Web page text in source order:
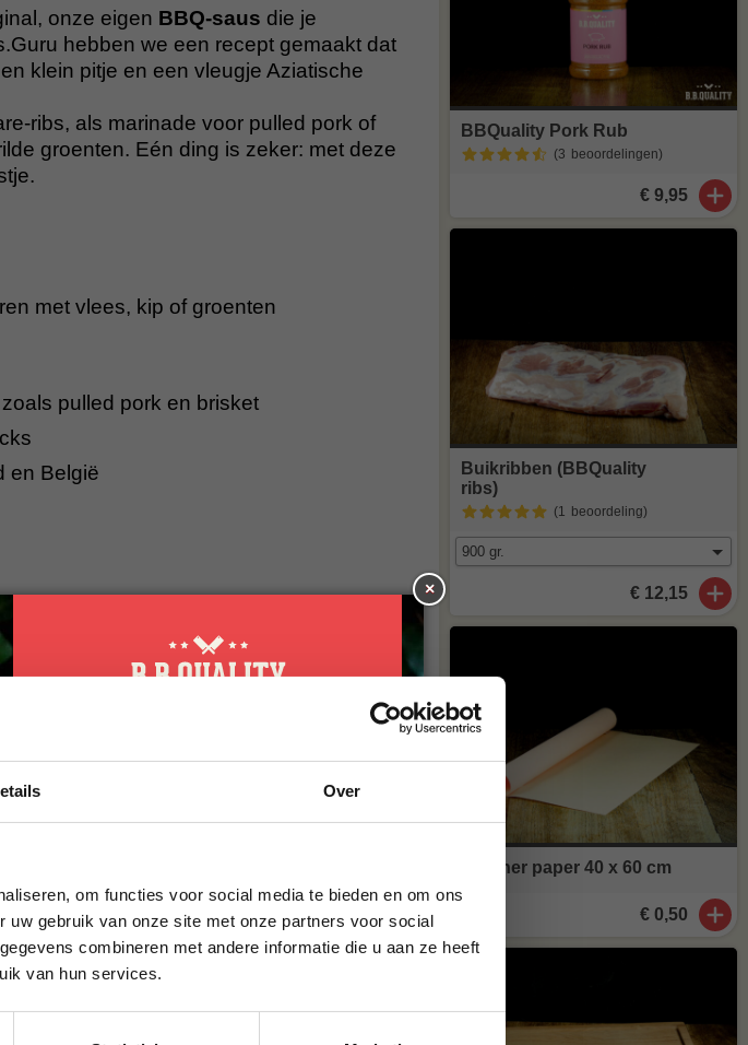
Over
om functies voor social media te bieden en om ons
gebruik van onze site met onze partners voor social
combineren met andere informatie die u aan ze heeft
van hun services.
onze eigen BBQ-saus die je
hebben we een recept gemaakt dat
klein pitje en een vleugje Aziatische
ribs, als marinade voor pulled pork of
groenten. Eén ding is zeker: met deze
met vlees, kip of groenten
pulled pork en brisket
en België
gemodificeerd maïszetmeel, honing,
knoflook, ui, specerijen, natuurlijke
gistextract, kleurstoffen (gebrande
natriumbenzoaat).
je op de BBQ legt.
BBQuality Pork Rub
(3 beoordelingen)
€ 9,95
Buikribben (BBQuality
ribs)
(1 beoordeling)
€ 12,15
Butcher paper 40 x 60 cm
€ 0,50
×
10% korting op je
eerste bestelling*
VOORNAAM*